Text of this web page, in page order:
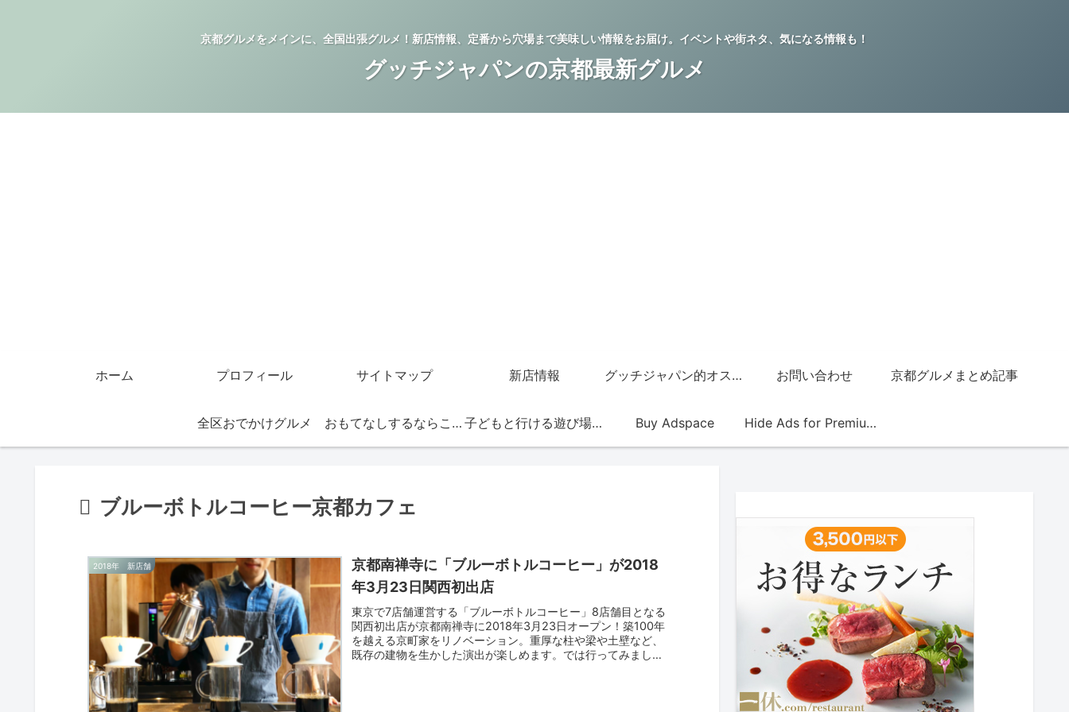
京都グルメをメインに、全国出張グルメ！新店情報、定番から穴場まで美味しい情報をお届け。イベントや街ネタ、気になる情報も！
グッチジャパンの京都最新グルメ
ホーム プロフィール サイトマップ 新店情報 グッチジャパン的オススメ店 お問い合わせ 京都グルメまとめ記事
全区おでかけグルメ おもてなしするならこの店 子どもと行ける遊び場・お店 Buy Adspace Hide Ads for Premium Members
ブルーボトルコーヒー京都カフェ
2018年 新店舗
京都南禅寺に「ブルーボトルコーヒー」が2018
年3月23日関西初出店
東京で7店舗運営する「ブルーボトルコーヒー」8店舗目となる
関西初出店が京都南禅寺に2018年3月23日オープン！築100年
を越える京町家をリノベーション。重厚な柱や梁や土壁など、
既存の建物を生かした演出が楽しめます。では行ってみまし